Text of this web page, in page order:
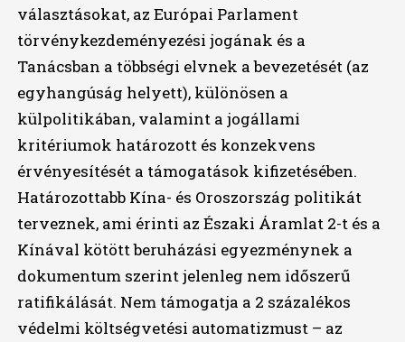
választásokat, az Európai Parlament
törvénykezdeményezési jogának és a
Tanácsban a többségi elvnek a bevezetését (az
egyhangúság helyett), különösen a
külpolitikában, valamint a jogállami
kritériumok határozott és konzekvens
érvényesítését a támogatások kifizetésében.
Határozottabb Kína- és Oroszország politikát
terveznek, ami érinti az Északi Áramlat 2-t és a
Kínával kötött beruházási egyezménynek a
dokumentum szerint jelenleg nem időszerű
ratifikálását. Nem támogatja a 2 százalékos
védelmi költségvetési automatizmust – az